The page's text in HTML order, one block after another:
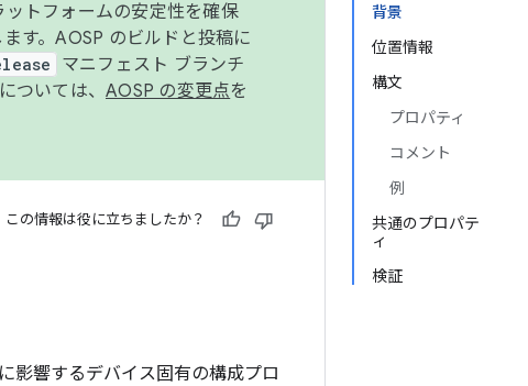
背景
位置情報
構文
プロパティ
コメント
例
共通のプロパテ
ィ
検証
トフォームの安定性を確保
す。AOSP のビルドと投稿に
マニフェスト ブランチ
ついては、 AOSP の変更点を
この情報は役に立ちましたか？
影響するデバイス固有の構成プロ